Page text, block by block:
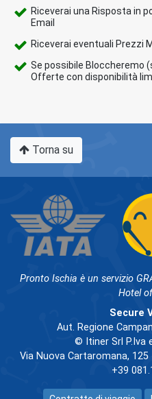
Riceverai una Risposta in
Email
Riceverai eventuali Prezzi
Se possibile Bloccheremo
Offerte con disponibilità
Torna su
Pronto Ischia è un servizio
Hotel
Secure
Aut. Regione
© Itiner Srl P.Iva
Via Nuova Cartaromana,
+39